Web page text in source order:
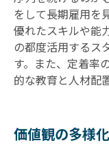
をして長期雇用を
優れたスキルや能
の都度活用するス
す。また、定着率
的な教育と人材配
価値観の多様化